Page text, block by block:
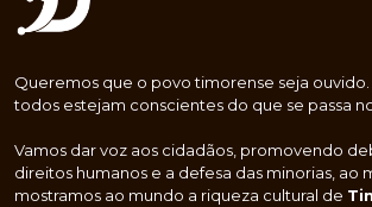
Queremos que o povo timorense seja
todos estejam conscientes do que se passa
Vamos dar voz aos cidadãos, promovendo
direitos humanos e a defesa das minorias, ao
mostramos ao mundo a riqueza cultural de